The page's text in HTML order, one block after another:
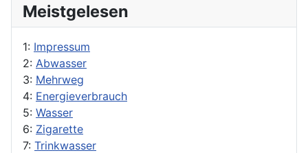
Meistgelesen
1: Impressum
2: Abwasser
3: Mehrweg
4: Energieverbrauch
5: Wasser
6: Zigarette
7: Trinkwasser